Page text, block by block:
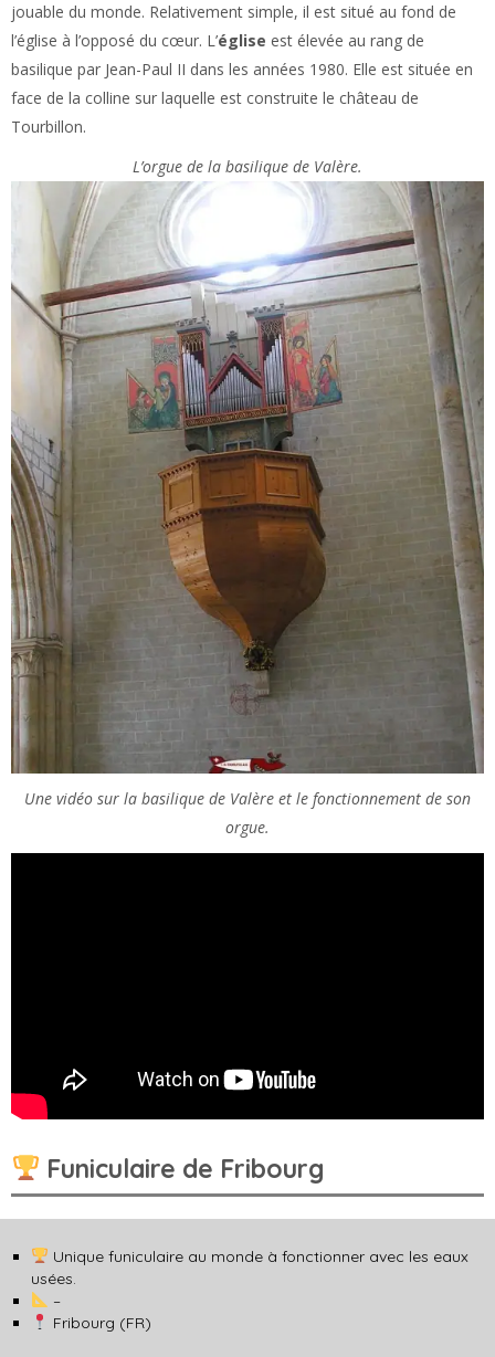
jouable du monde. Relativement simple, il est situé au fond de
l’église à l’opposé du cœur. L’église est élevée au rang de
basilique par Jean-Paul II dans les années 1980. Elle est située en
face de la colline sur laquelle est construite le château de
Tourbillon.
L’orgue de la basilique de Valère.
Une vidéo sur la basilique de Valère et le fonctionnement de son
orgue.
Funiculaire de Fribourg
Unique funiculaire au monde à fonctionner avec les eaux
usées.
–
Fribourg (FR)